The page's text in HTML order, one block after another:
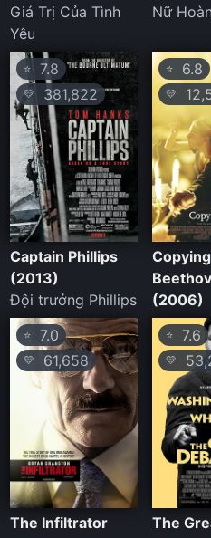
Giá Trị Của Tình
Yêu
Nữ
⭐ 7.8
💛 381,822
Captain Phillips
(2013)
Đội trưởng Phillips
⭐6.8
💛
Copying
(2006)
⭐ 7.0
💛 61,658
The Infiltrator
⭐7.6
💛
The